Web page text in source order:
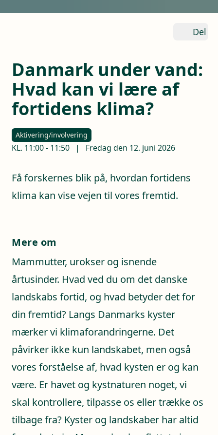
Del
Danmark under vand:
Hvad kan vi lære af
fortidens klima?
Aktivering/involvering
KL. 11:00- 11:50 | Fredag den 12. juni 2026
Få forskernes blik på, hvordan fortidens
klima kan vise vejen til vores fremtid.
Mere om
Mammutter, urokser og isnende
årtusinder. Hvad ved du om det danske
landskabs fortid, og hvad betyder det for
din fremtid? Langs Danmarks kyster
mærker vi klimaforandringerne. Det
påvirker ikke kun landskabet, men også
vores forståelse af, hvad kysten er og kan
være. Er havet og kystnaturen noget, vi
skal kontrollere, tilpasse os eller trække os
tilbage fra? Kyster og landskaber har altid